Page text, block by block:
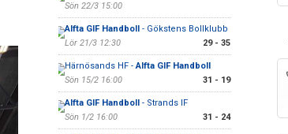
Sön 22/3 15:00
Alfta GIF Handboll- Gökstens Bollklubb
Lör 21/3 12:30
29 - 35
Härnösands HF -Alfta GIF Handboll
Sön 15/2 16:00
31 - 19
Alfta GIF Handboll- Strands IF
Sön 1/2 16:00
31 - 24